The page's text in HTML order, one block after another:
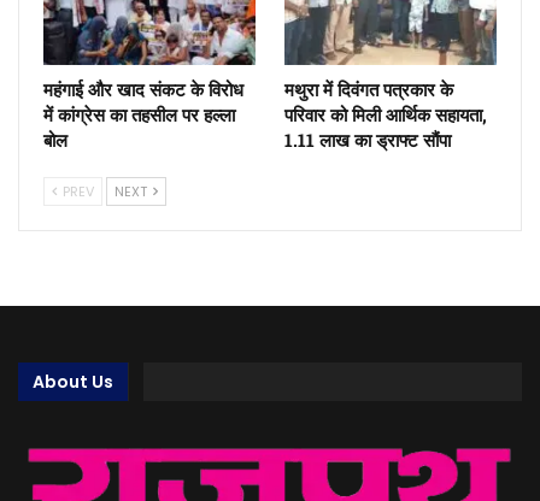
महंगाई और खाद संकट के विरोध
में कांग्रेस का तहसील पर हल्ला
बोल
मथुरा में दिवंगत पत्रकार के
परिवार को मिली आर्थिक सहायता,
1.11 लाख का ड्राफ्ट सौंपा
PREV NEXT
About Us